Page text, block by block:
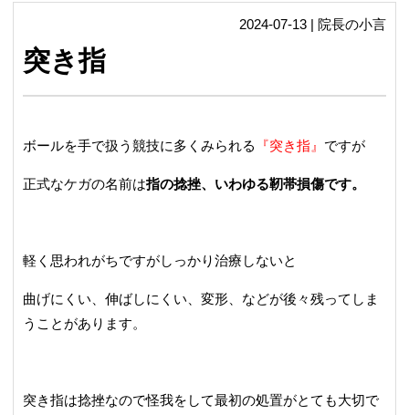
2024-07-13 | 院長の小言
突き指
ボールを手で扱う競技に多くみられる 『突き指』 ですが
正式なケガの名前は指の捻挫、いわゆる靭帯損傷です。
軽く思われがちですがしっかり治療しないと
曲げにくい、伸ばしにくい、変形、などが後々残ってしま
うことがあります。
突き指は捻挫なので怪我をして最初の処置がとても大切で